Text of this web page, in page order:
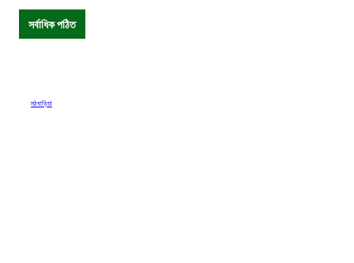
সর্বাধিক পঠিত
মঠবাড়িয়া